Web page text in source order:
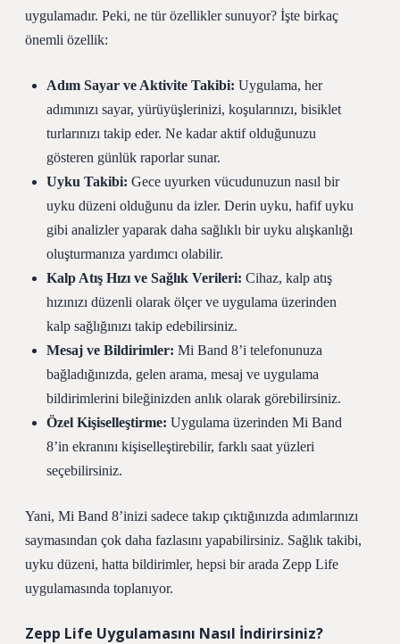
uygulamadır. Peki, ne tür özellikler sunuyor? İşte birkaç
önemli özellik:
Adım Sayar ve Aktivite Takibi: Uygulama, her
adımınızı sayar, yürüyüşlerinizi, koşularınızı, bisiklet
turlarınızı takip eder. Ne kadar aktif olduğunuzu
gösteren günlük raporlar sunar.
Uyku Takibi: Gece uyurken vücudunuzun nasıl bir
uyku düzeni olduğunu da izler. Derin uyku, hafif uyku
gibi analizler yaparak daha sağlıklı bir uyku alışkanlığı
oluşturmanıza yardımcı olabilir.
Kalp Atış Hızı ve Sağlık Verileri: Cihaz, kalp atış
hızınızı düzenli olarak ölçer ve uygulama üzerinden
kalp sağlığınızı takip edebilirsiniz.
Mesaj ve Bildirimler: Mi Band 8’i telefonunuza
bağladığınızda, gelen arama, mesaj ve uygulama
bildirimlerini bileğinizden anlık olarak görebilirsiniz.
Özel Kişiselleştirme: Uygulama üzerinden Mi Band
8’in ekranını kişiselleştirebilir, farklı saat yüzleri
seçebilirsiniz.
Yani, Mi Band 8’inizi sadece takıp çıktığınızda adımlarınızı
saymasından çok daha fazlasını yapabilirsiniz. Sağlık takibi,
uyku düzeni, hatta bildirimler, hepsi bir arada Zepp Life
uygulamasında toplanıyor.
Zepp Life Uygulamasını Nasıl İndirirsiniz?